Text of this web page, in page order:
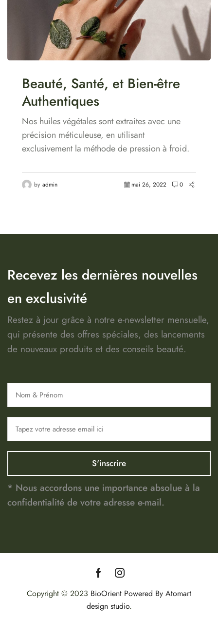
Beauté, Santé, et Bien-être
Authentiques
Nos huiles végétales sont extraites avec une
précision méticuleuse, en utilisant
exclusivement la méthode de pression à froid.
by admin mai 26, 2022 0
Recevez les dernières nouvelles
en exclusivité
Restez à jour grâce à notre e-newsletter mensuelle,
qui présente des offres spéciales, des lancements
de nouveaux produits et des conseils beauté.
* Nous accordons une importance absolue à la
confidentialité de votre adresse e-mail.
Copyright © 2023 BioOrient Powered By Atomart
design studio.